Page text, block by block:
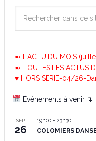
➼ L'ACTU DU MOIS
➽ TOUTES LES ACTUS
♥ HORS SERIE-04/26-
Événements à venir ↴
SEP
26
19h00- 23h30
COLOMIERS